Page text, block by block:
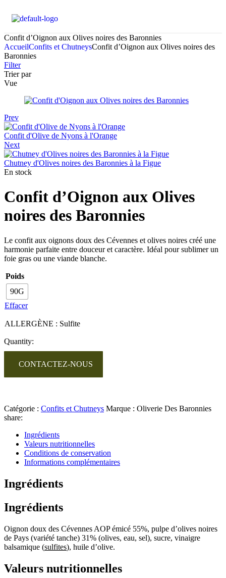
Confit d’Oignon aux Olives noires des Baronnies
AccueilConfits et ChutneysConfit d’Oignon aux Olives noires des
Baronnies
Filter
Trier par
Vue
Prev
Confit d'Olive de Nyons à l'Orange
Next
Chutney d'Olives noires des Baronnies à la Figue
En stock
Confit d’Oignon aux Olives
noires des Baronnies
Le confit aux oignons doux des Cévennes et olives noires créé une
harmonie parfaite entre douceur et caractère. Idéal pour sublimer un
foie gras ou une viande blanche.
Poids
90G
Effacer
ALLERGÈNE : Sulfite
Quantity:
CONTACTEZ-NOUS
Catégorie : Confits et Chutneys Marque : Oliverie Des Baronnies
share:
Ingrédients
Valeurs nutritionnelles
Conditions de conservation
Informations complémentaires
Ingrédients
Ingrédients
Oignon doux des Cévennes AOP émicé 55%, pulpe d’olives noires
de Pays (variété tanche) 31% (olives, eau, sel), sucre, vinaigre
balsamique (sulfites), huile d’olive.
Valeurs nutritionnelles